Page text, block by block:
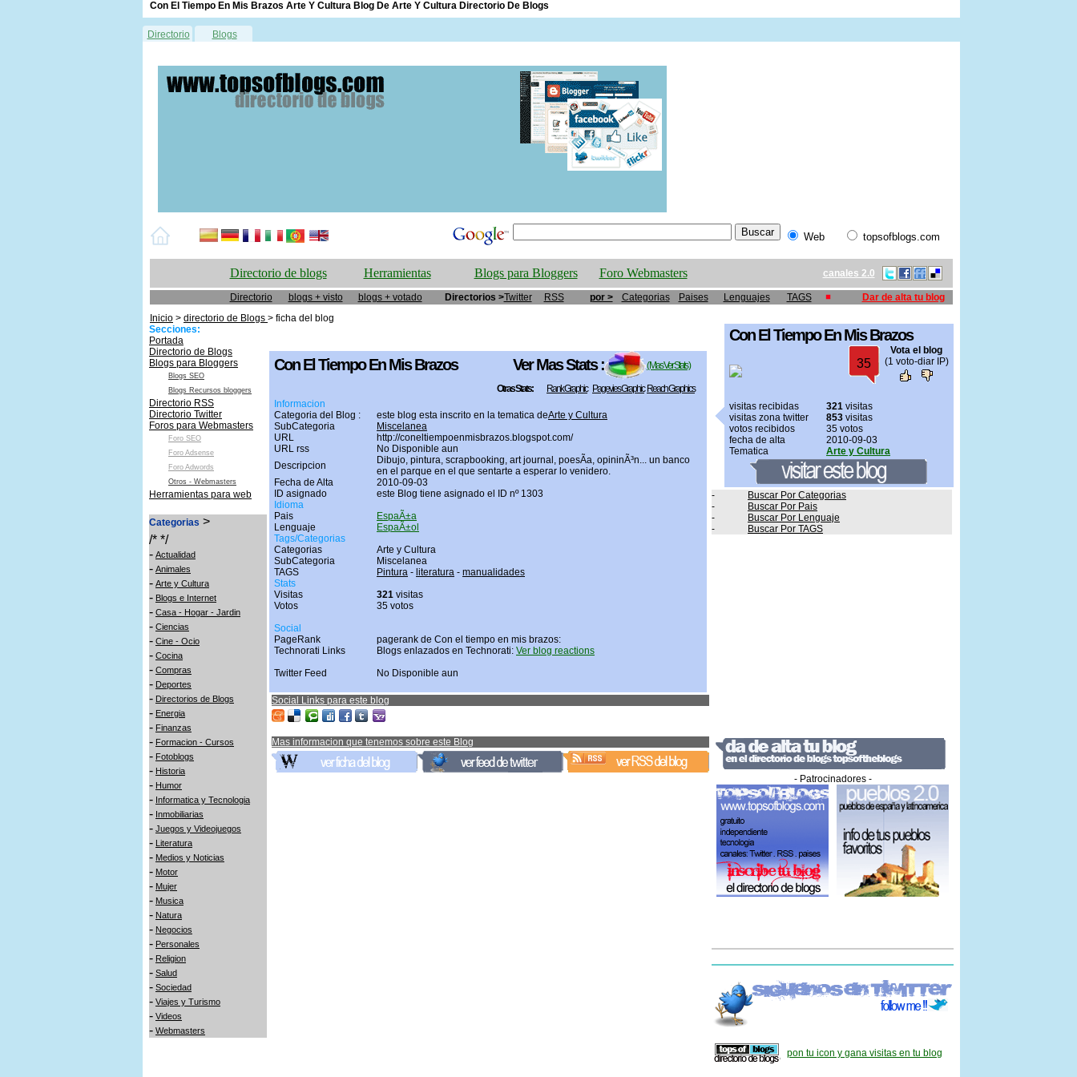
Con El Tiempo En Mis Brazos Arte Y Cultura Blog De Arte Y Cultura Directorio De Blogs
Directorio Blogs
Web topsofblogs.com
Directorio de blogs Herramientas Blogs para Bloggers Foro Webmasters canales 2.0
Directorio blogs + visto blogs + votado Directorios >Twitter RSS por > Categorias Paises Lenguajes TAGS
Dar de alta tu blog
Inicio > directorio de Blogs > ficha del blog
Secciones:
Portada
Directorio de Blogs
Blogs para Bloggers
Blogs SEO
Blogs Recursos bloggers
Directorio RSS
Directorio Twitter
Foros para Webmasters
Foro SEO
Foro Adsense
Foro Adwords
Otros - Webmasters
Herramientas para web
Categorias >
/* */
- Actualidad
- Animales
- Arte y Cultura
- Blogs e Internet
- Casa - Hogar - Jardin
- Ciencias
- Cine - Ocio
- Cocina
- Compras
- Deportes
- Directorios de Blogs
- Energia
- Finanzas
- Formacion - Cursos
- Fotoblogs
- Historia
- Humor
- Informatica y Tecnologia
- Inmobiliarias
- Juegos y Videojuegos
- Literatura
- Medios y Noticias
- Motor
- Mujer
- Musica
- Natura
- Negocios
- Personales
- Religion
- Salud
- Sociedad
- Viajes y Turismo
- Videos
- Webmasters
Con El Tiempo En Mis Brazos Ver Mas Stats : ( Mas Ver Stats )
Otras Stats: Rank Graphic Pagevies Graphic Reach Graphics
Informacion
Categoria del Blog :
este blog esta inscrito en la tematica deArte y Cultura
SubCategoria
Miscelanea
URL
http://coneltiempoenmisbrazos.blogspot.com/
URL rss
No Disponible aun
Descripcion
Dibujo, pintura, scrapbooking, art journal, poesÃ­a, opininÃ³n... un banco
en el parque en el que sentarte a esperar lo venidero.
Fecha de Alta
2010-09-03
ID asignado
este Blog tiene asignado el ID nº 1303
Idioma
Pais
EspaÃ±a
Lenguaje
EspaÃ±ol
Tags/Categorias
Categorias
Arte y Cultura
SubCategoria
Miscelanea
TAGS
Pintura - literatura - manualidades
Stats
Visitas
321 visitas
Votos
35 votos
Social
PageRank
pagerank de Con el tiempo en mis brazos:
Technorati Links
Blogs enlazados en Technorati: Ver blog reactions
Twitter Feed
No Disponible aun
Social Links para este blog
Mas informacion que tenemos sobre este Blog
Con El Tiempo En Mis Brazos
35
Vota el blog
(1 voto-diar IP)
visitas recibidas 321 visitas
visitas zona twitter
853 visitas
votos recibidos
35 votos
fecha de alta
2010-09-03
Tematica
Arte y Cultura
-
Buscar Por Categorias
-
Buscar Por Pais
-
Buscar Por Lenguaje
-
Buscar Por TAGS
- Patrocinadores -
pon tu icon y gana visitas en tu blog